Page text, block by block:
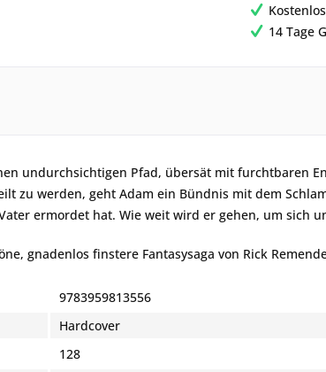
14 Tage
undurchsichtigen Pfad, übersät mit furchtbaren
zu werden, geht Adam ein Bündnis mit dem
ermordet hat. Wie weit wird er gehen, um sich
gnadenlos finstere Fantasysaga von Rick
9783959813556
Hardcover
128